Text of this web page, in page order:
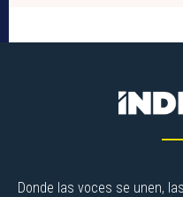
Donde las voces se unen,